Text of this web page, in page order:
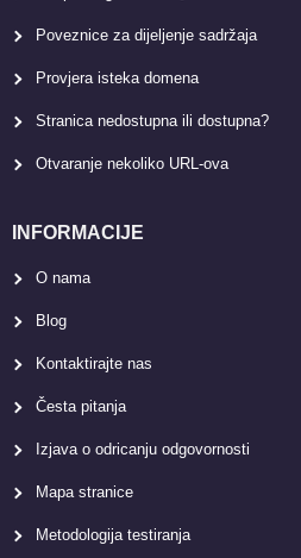
Poveznice za dijeljenje sadržaja
Provjera isteka domena
Stranica nedostupna ili dostupna?
Otvaranje nekoliko URL-ova
INFORMACIJE
O nama
Blog
Kontaktirajte nas
Česta pitanja
Izjava o odricanju odgovornosti
Mapa stranice
Metodologija testiranja